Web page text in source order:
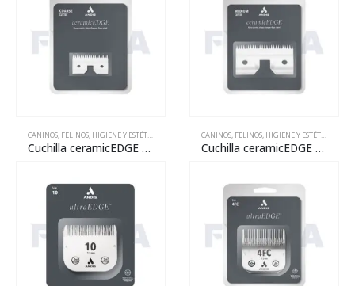
CANINOS, FELINOS, HIGIENE Y ESTÉTICA MANTENIMIENTO,REPARACIÓN
Cuchilla ceramicEDGE coarse cutter
CANINOS, FELINOS, HIGIENE Y ESTÉTICA
Cuchilla ceramicEDGE medium cutter